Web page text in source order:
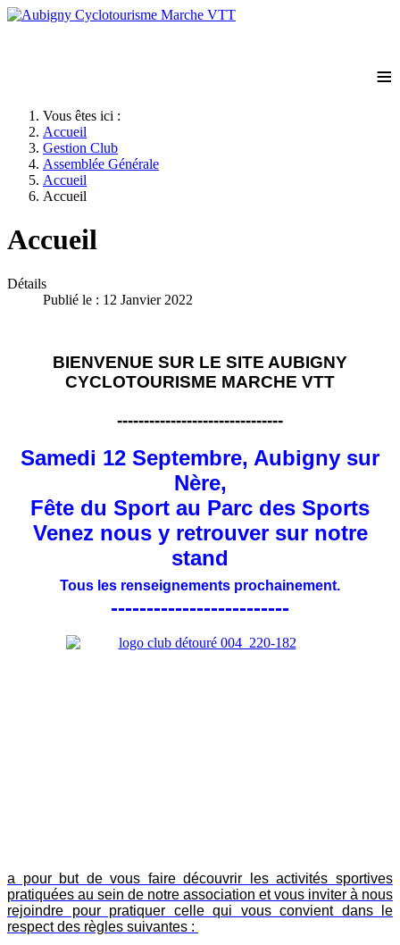
≡
Vous êtes ici :
Accueil
Gestion Club
Assemblée Générale
Accueil
Accueil
Accueil
Détails
Publié le : 12 Janvier 2022
BIENVENUE SUR LE SITE AUBIGNY
CYCLOTOURISME MARCHE VTT
-------------------------------
Samedi 12 Septembre, Aubigny sur
Nère,
Fête du Sport au Parc des Sports
Venez nous y retrouver sur notre
stand
Tous les renseignements prochainement.
-------------------------
a pour but de vous faire découvrir les activités sportives
pratiquées au sein de notre association et vous inviter à nous
rejoindre pour pratiquer celle qui vous convient dans le
respect des règles suivantes :